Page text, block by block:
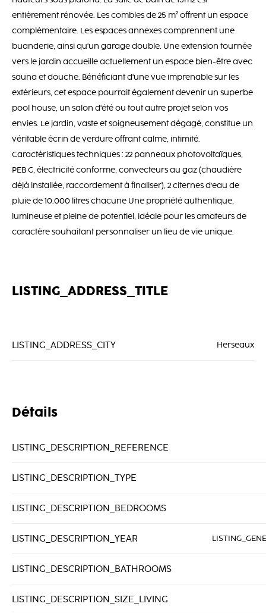
entièrement rénovée. Les combles de 25 m² offrent un espace
complémentaire. Les espaces annexes comprennent une
buanderie, ainsi qu'un garage double. Une extension tournée
vers le jardin accueille actuellement un espace bien-être avec
sauna et douche. Bénéficiant d'une vue imprenable sur les
extérieurs, cet espace pourrait également devenir un superbe
pool house, un salon d'été ou tout autre projet selon vos
envies. Le jardin, vaste et soigneusement dégagé, constitue un
véritable écrin de verdure offrant calme, intimité.
Caractéristiques techniques : 22 panneaux photovoltaïques,
PEB C, électricité conforme, convecteurs au gaz (chaudière
déjà installée, raccordement à finaliser), 2 citernes d'eau de
pluie de 10.000 litres chacune Une propriété authentique,
lumineuse et pleine de potentiel, idéale pour les amateurs de
caractère souhaitant personnaliser un lieu de vie unique.
LISTING_ADDRESS_TITLE
LISTING_ADDRESS_CITY Herseaux
Détails
LISTING_DESCRIPTION_REFERENCE
LISTING_DESCRIPTION_TYPE
LISTING_DESCRIPTION_BEDROOMS
LISTING_DESCRIPTION_YEAR
LISTING_DESCRIPTION_BATHROOMS
LISTING_DESCRIPTION_SIZE_LIVING